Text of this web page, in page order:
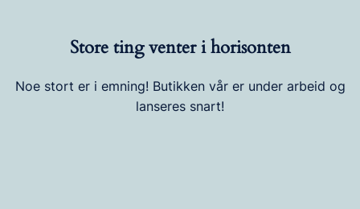
Store ting venter i horisonten
Noe stort er i emning! Butikken vår er under arbeid og
lanseres snart!